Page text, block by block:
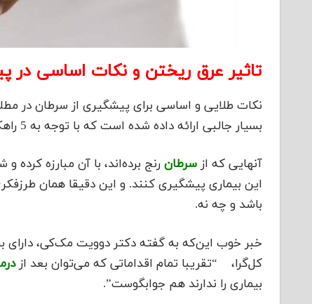
تاثیر عرق ریختن و نکات اساسی در
نکات طلایی و اساسی برای پیشگیری از سرطان در
بسیار جالبی ارائه داده شده است که با توجه به 5 راهکار طلایی می توانید از ابتلا به سرطان پیشگیری کنید
آنهایی که از سرطان رنج برده‌اند، با آن مبارزه
این بیماری پیشگیری کنند. و این دقیقا همان
باشد و چه نه.
خبر خوب این‌که به گفته دکتر دوویت مک‌کی،
کل‌گرا، “تقریبا تمام اقداماتی که می‌توان بعد از
بیماری را ندارند هم جوابگوست”.